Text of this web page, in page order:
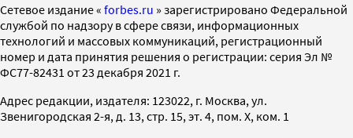
Cетевое издание « forbes.ru » зарегистрировано Федеральной
службой по надзору в сфере связи, информационных
технологий и массовых коммуникаций, регистрационный
номер и дата принятия решения о регистрации: серия Эл №
ФС77-82431 от 23 декабря 2021 г.
Адрес редакции, издателя: 123022, г. Москва, ул.
Звенигородская 2-я, д. 13, стр. 15, эт. 4, пом. X, ком. 1